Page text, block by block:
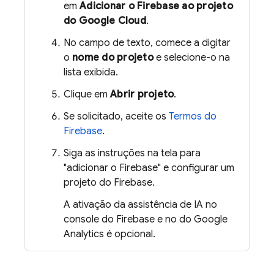
emAdicionar o Firebase ao projeto
do Google Cloud.
No campo de texto, comece a digitar
o nome do projetoe selecione-o na
lista exibida.
Clique emAbrir projeto.
Se solicitado, aceite os Termos do
Firebase.
Siga as instruções na tela para
"adicionar o Firebase" e configurar um
projeto do Firebase.
A ativação da assistência de IA no
console do Firebase e no do Google
Analytics é opcional.